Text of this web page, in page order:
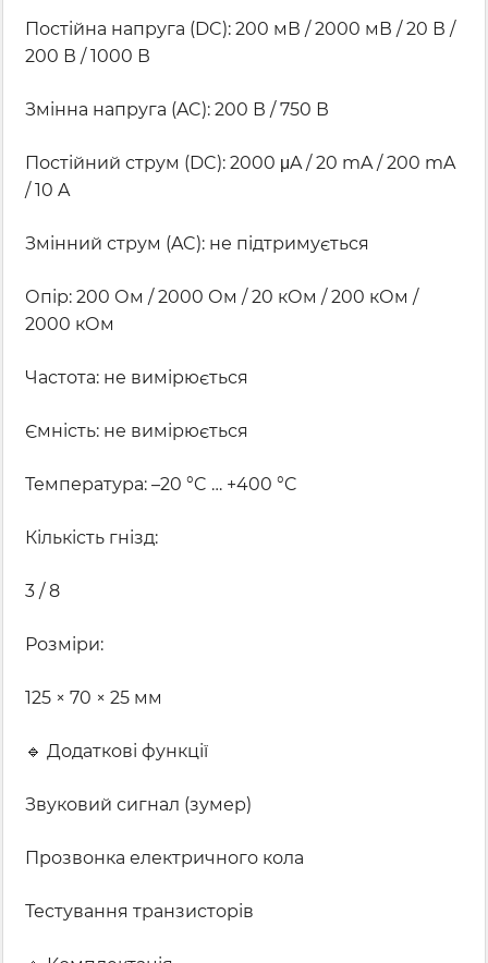
Постійна напруга (DC): 200 мВ / 2000 мВ / 20 В /
200 В / 1000 В
Змінна напруга (AC): 200 В / 750 В
Постійний струм (DC): 2000 μA / 20 mA / 200 mA
/ 10 A
Змінний струм (AC): не підтримується
Опір: 200 Ом / 2000 Ом / 20 кОм / 200 кОм /
2000 кОм
Частота: не вимірюється
Ємність: не вимірюється
Температура: –20 °C … +400 °C
Кількість гнізд:
3 / 8
Розміри:
125 × 70 × 25 мм
🔹 Додаткові функції
Звуковий сигнал (зумер)
Прозвонка електричного кола
Тестування транзисторів